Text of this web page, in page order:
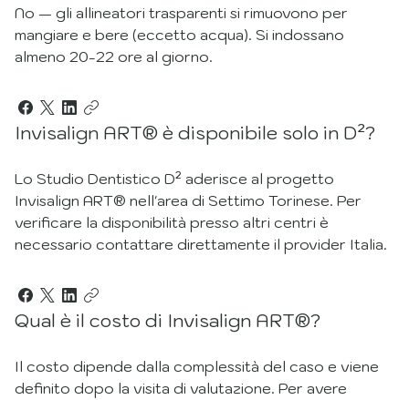
No — gli allineatori trasparenti si rimuovono per
mangiare e bere (eccetto acqua). Si indossano
almeno 20-22 ore al giorno.
Invisalign ART® è disponibile solo in D²?
Lo Studio Dentistico D² aderisce al progetto
Invisalign ART® nell'area di Settimo Torinese. Per
verificare la disponibilità presso altri centri è
necessario contattare direttamente il provider Italia.
Qual è il costo di Invisalign ART®?
Il costo dipende dalla complessità del caso e viene
definito dopo la visita di valutazione. Per avere